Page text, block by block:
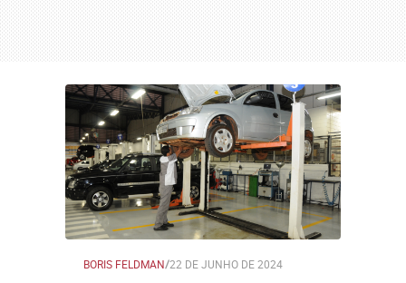
BORIS FELDMAN/22 DE JUNHO DE 2024